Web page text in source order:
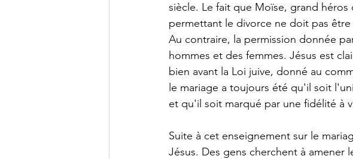
siècle. Le fait que Moïse, grand
permettant le divorce ne doit pas
Au contraire, la permission donnée
hommes et des femmes. Jésus est
bien avant la Loi juive, donné au
le mariage a toujours été qu'il soit
et qu'il soit marqué par une fidélité à
Suite à cet enseignement sur le
Jésus. Des gens cherchent à amener